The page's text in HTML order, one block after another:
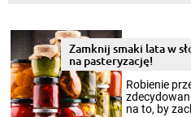
Zamknij smaki lata w
na pasteryzację!
Robienie
na to, by